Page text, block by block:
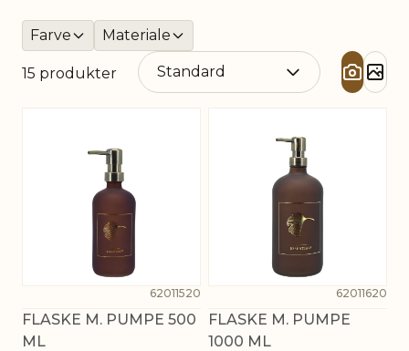
Farve Materiale
15 produkter
62011520
FLASKE M. PUMPE 500
ML
62011620
FLASKE M. PUMPE
1000 ML